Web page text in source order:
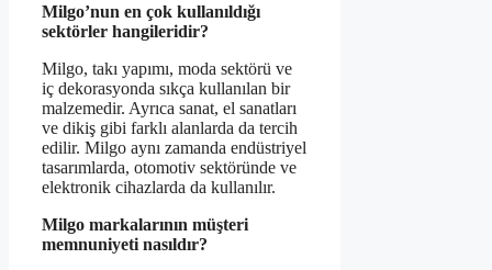
Milgo’nun en çok kullanıldığı
sektörler hangileridir?
Milgo, takı yapımı, moda sektörü ve
iç dekorasyonda sıkça kullanılan bir
malzemedir. Ayrıca sanat, el sanatları
ve dikiş gibi farklı alanlarda da tercih
edilir. Milgo aynı zamanda endüstriyel
tasarımlarda, otomotiv sektöründe ve
elektronik cihazlarda da kullanılır.
Milgo markalarının müşteri
memnuniyeti nasıldır?